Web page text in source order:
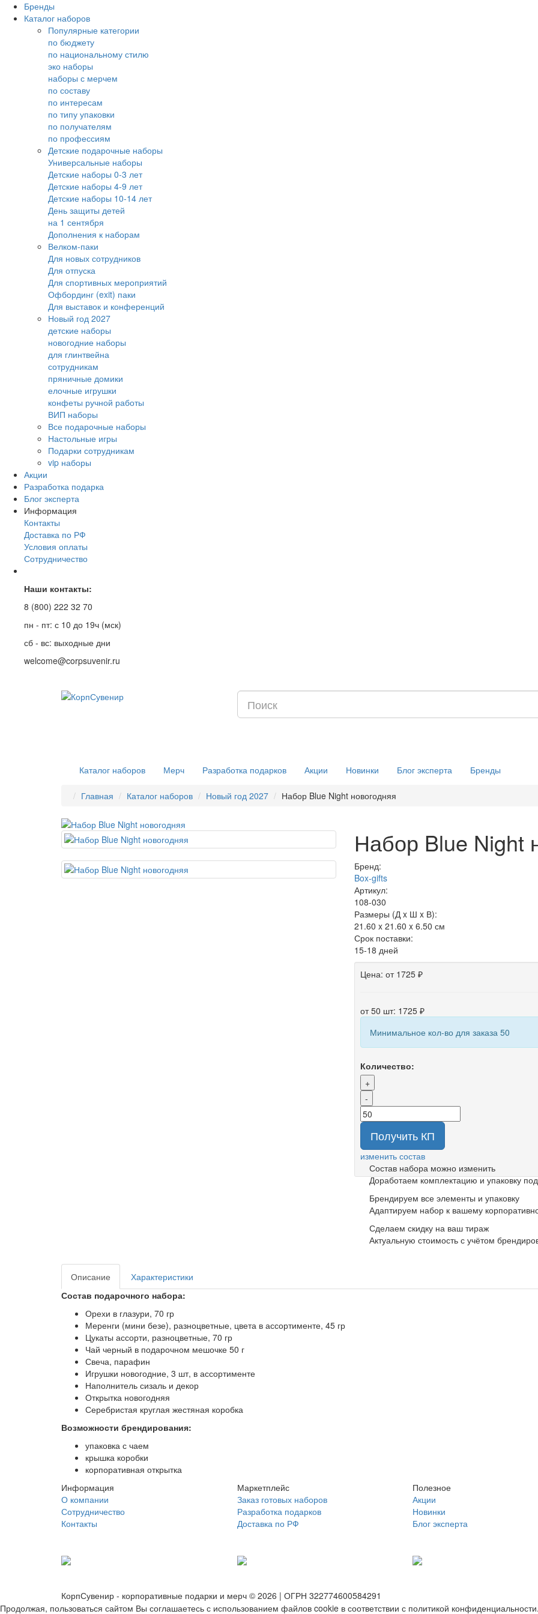
Бренды
Каталог наборов
Популярные категории
по бюджету
по национальному стилю
эко наборы
наборы с мерчем
по составу
по интересам
по типу упаковки
по получателям
по профессиям
Детские подарочные наборы
Универсальные наборы
Детские наборы 0-3 лет
Детские наборы 4-9 лет
Детские наборы 10-14 лет
День защиты детей
на 1 сентября
Дополнения к наборам
Велком-паки
Для новых сотрудников
Для отпуска
Для спортивных мероприятий
Офбординг (exit) паки
Для выставок и конференций
Новый год 2027
детские наборы
новогодние наборы
для глинтвейна
сотрудникам
пряничные домики
елочные игрушки
конфеты ручной работы
ВИП наборы
Все подарочные наборы
Настольные игры
Подарки сотрудникам
vip наборы
Акции
Разработка подарка
Блог эксперта
Информация
Контакты
Доставка по РФ
Условия оплаты
Сотрудничество
Наши контакты:
8 (800) 222 32 70
пн - пт: с 10 до 19ч (мск)
сб - вс: выходные дни
welcome@corpsuvenir.ru
Каталог наборов Мерч Разработка подарков Акции Новинки Блог эксперта Бренды
Главная Каталог наборов Новый год 2027 Набор Blue Night новогодняя
Набор Blue Night
Бренд:
Box-gifts
Артикул:
108-030
Размеры (Д x Ш x В):
21.60 x 21.60 x 6.50 см
Срок поставки:
15-18 дней
Цена: от 1725 ₽
от 50 шт: 1725 ₽
Минимальное кол-во для заказа 50
Количество:
+
-
Получить КП
изменить состав
Состав набора можно изменить
Доработаем комплектацию и упаковку
Брендируем все элементы и упаковку
Адаптируем набор к вашему
Сделаем скидку на ваш тираж
Актуальную стоимость с учётом
Описание
Характеристики
Состав подарочного набора:
Орехи в глазури, 70 гр
Меренги (мини безе), разноцветные, цвета в ассортименте, 45 гр
Цукаты ассорти, разноцветные, 70 гр
Чай черный в подарочном мешочке 50 г
Свеча, парафин
Игрушки новогодние, 3 шт, в ассортименте
Наполнитель сизаль и декор
Открытка новогодняя
Серебристая круглая жестяная коробка
Возможности брендирования:
упаковка с чаем
крышка коробки
корпоративная открытка
Информация
О компании
Сотрудничество
Контакты
Маркетплейс
Заказ готовых наборов
Разработка подарков
Доставка по РФ
Полезное
Акции
Новинки
Блог эксперта
КорпСувенир - корпоративные подарки и мерч © 2026 | ОГРН 322774600584291
Продолжая, пользоваться сайтом Вы соглашаетесь с использованием файлов cookie в соответствии с политикой конфиденциальности.